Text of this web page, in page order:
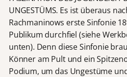
UNGESTÜMS. Es ist überaus
Rachmaninows erste Sinfonie
Publikum durchfiel (siehe
unten). Denn diese Sinfonie
Könner am Pult und ein
Podium, um das Ungestüme